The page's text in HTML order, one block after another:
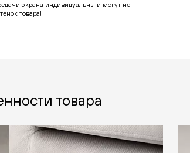
экрана индивидуальны и могут не
товара!
товара